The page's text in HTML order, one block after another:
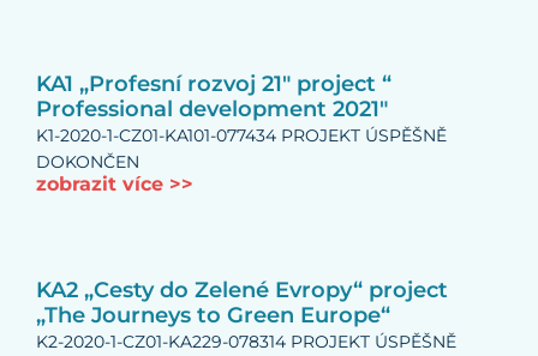
KA1 „Profesní rozvoj 21″ project “
Professional development 2021″
K1-2020-1-CZ01-KA101-077434 PROJEKT ÚSPĚŠNĚ
DOKONČEN
zobrazit více >>
KA2 „Cesty do Zelené Evropy“ project
„The Journeys to Green Europe“
K2-2020-1-CZ01-KA229-078314 PROJEKT ÚSPĚŠNĚ